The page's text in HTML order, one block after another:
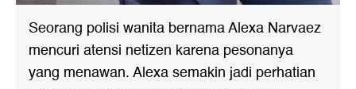
Seorang polisi wanita bernama Alexa Narvaez
mencuri atensi netizen karena pesonanya
yang menawan. Alexa semakin jadi perhatian